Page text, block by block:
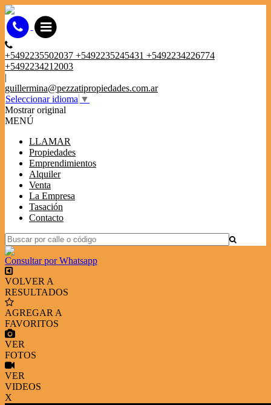
+5492235502037 +5492235245431 +5492234226774
+5492234212003
|
guillermina@pezzatipropiedades.com.ar
Seleccionar idioma ▼
Mostrar original
MENÚ
LLAMAR
Propiedades
Emprendimientos
Alquiler
Venta
La Empresa
Tasación
Contacto
Consultar por Whatsapp
VOLVER A
RESULTADOS
AGREGAR A
FAVORITOS
VER
FOTOS
VER
VIDEOS
X